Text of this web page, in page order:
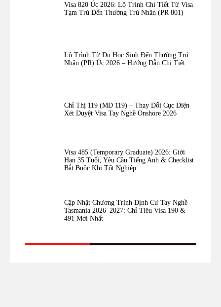
Visa 820 Úc 2026: Lộ Trình Chi Tiết Từ Visa
Tạm Trú Đến Thường Trú Nhân (PR 801)
Lộ Trình Từ Du Học Sinh Đến Thường Trú
Nhân (PR) Úc 2026 – Hướng Dẫn Chi Tiết
Chỉ Thị 119 (MD 119) – Thay Đổi Cục Diện
Xét Duyệt Visa Tay Nghề Onshore 2026
Visa 485 (Temporary Graduate) 2026: Giới
Hạn 35 Tuổi, Yêu Cầu Tiếng Anh & Checklist
Bắt Buộc Khi Tốt Nghiệp
Cập Nhật Chương Trình Định Cư Tay Nghề
Tasmania 2026–2027: Chỉ Tiêu Visa 190 &
491 Mới Nhất